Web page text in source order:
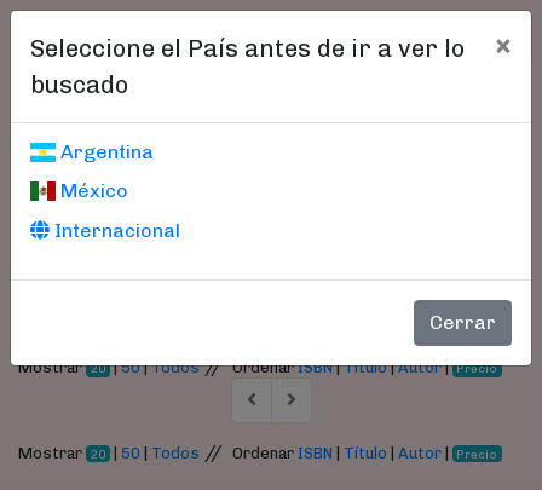
Seleccione el País antes de ir a ver lo
buscado
×
Argentina
México
Internacional
Cerrar
Libros encontrados
Parámetros
Mostrar 20 |50|Todos//OrdenarISBN|Título|Autor| Precio
Mostrar 20 | 50 Todos // Ordenar ISBN Título Autor| Precio